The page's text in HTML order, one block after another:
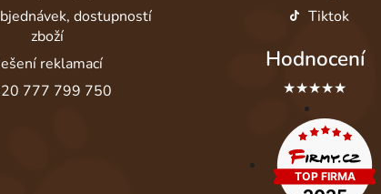
dostupností
zboží
reklamací
777 799 750
Tiktok
Hodnocení
★★★★★